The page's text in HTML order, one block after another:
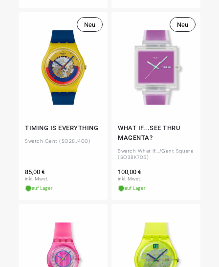
Neu
TIMING IS EVERYTHING
Swatch Gent (SO28J400)
Normaler
Preis
85,00 €
inkl. Mwst.
auf Lager
Neu
WHAT IF...SEE THRU
MAGENTA?
Swatch What If.../Gent Square
(SO38K705)
Normaler
Preis
100,00 €
inkl. Mwst.
auf Lager